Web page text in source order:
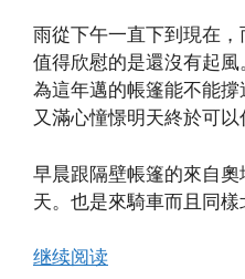
雨從下午一直下到現在
值得欣慰的是還沒有起風
為這年邁的帳篷能不能
又滿心憧憬明天終於可以
早晨跟隔壁帳篷的來自
天。也是來騎車而且同
继续阅读